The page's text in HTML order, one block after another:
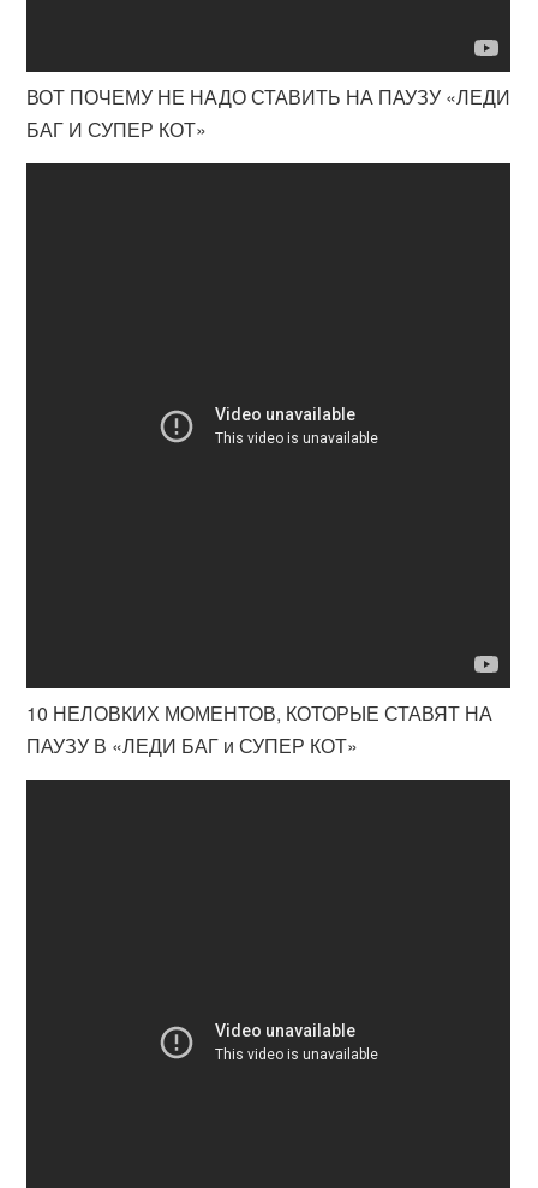
ВОТ ПОЧЕМУ НЕ НАДО СТАВИТЬ НА ПАУЗУ «ЛЕДИ
БАГ И СУПЕР КОТ»
10 НЕЛОВКИХ МОМЕНТОВ, КОТОРЫЕ СТАВЯТ НА
ПАУЗУ В «ЛЕДИ БАГ и СУПЕР КОТ»